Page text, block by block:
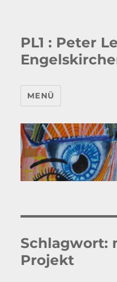
PL1 : Peter
MENÜ
Schlagwort:
Projekt